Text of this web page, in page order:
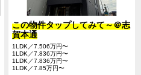
この物件タップしてみて～＠志
賀本通
1LDK／7.506万円〜
1LDK／7.836万円〜
1LDK／7.836万円〜
1LDK／7.85万円〜